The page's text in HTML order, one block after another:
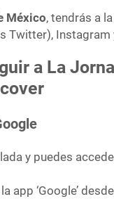
México, tendrás a
Twitter), Instagram
a La
y puedes
app ‘Google’